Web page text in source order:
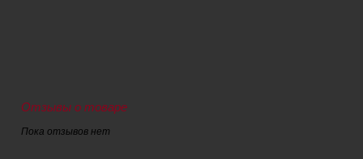
Отзывы о товаре
Пока отзывов нет